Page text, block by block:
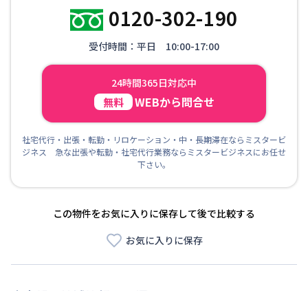
0120-302-190
受付時間：平日 10:00-17:00
24時間365日対応中
無料 WEBから問合せ
社宅代行・出張・転勤・リロケーション・中・長期滞在ならミスタービ
ジネス 急な出張や転勤・社宅代行業務ならミスタービジネスにお任せ
下さい。
この物件をお気に入りに保存して後で比較する
お気に入りに保存